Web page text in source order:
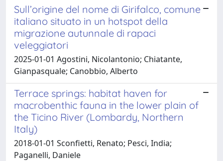
Sull’origine del nome di Girifalco, comune
italiano situato in un hotspot della
migrazione autunnale di rapaci
veleggiatori
2025-01-01 Agostini, Nicolantonio; Chiatante,
Gianpasquale; Canobbio, Alberto
Terrace springs: habitat haven for
macrobenthic fauna in the lower plain of
the Ticino River (Lombardy, Northern
Italy)
2018-01-01 Sconfietti, Renato; Pesci, India;
Paganelli, Daniele